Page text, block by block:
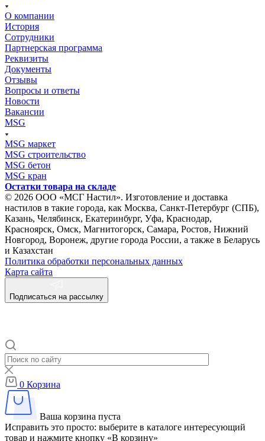
О компании
История
Сотрудники
Партнерская программа
Реквизиты
Документы
Отзывы
Вопросы и ответы
Новости
Вакансии
MSG
MSG маркет
MSG строительство
MSG бетон
MSG кран
Остатки товара на складе
© 2026 ООО «МСГ Настил». Изготовление и доставка
настилов в такие города, как Москва, Санкт-Петербург (СПБ),
Казань, Челябинск, Екатеринбург, Уфа, Краснодар,
Красноярск, Омск, Магнитогорск, Самара, Ростов, Нижний
Новгород, Воронеж, другие города России, а также в Беларусь
и Казахстан
Политика обработки персональных данных
Карта сайта
Подписаться на рассылку
0 Корзина
Ваша корзина пуста
Исправить это просто: выберите в каталоге интересующий
товар и нажмите кнопку «В корзину»